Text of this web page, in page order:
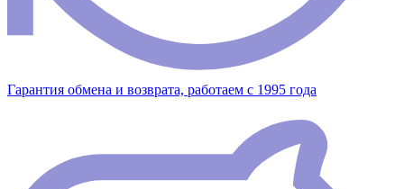
Гарантия обмена и возврата, работаем с 1995 года